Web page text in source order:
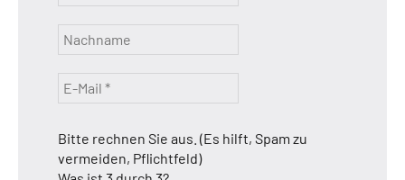
Bitte rechnen Sie aus. (Es hilft, Spam zu
vermeiden, Pflichtfeld)